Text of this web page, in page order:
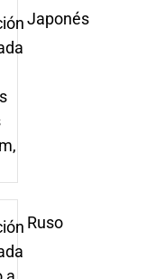
Japonés
Ruso